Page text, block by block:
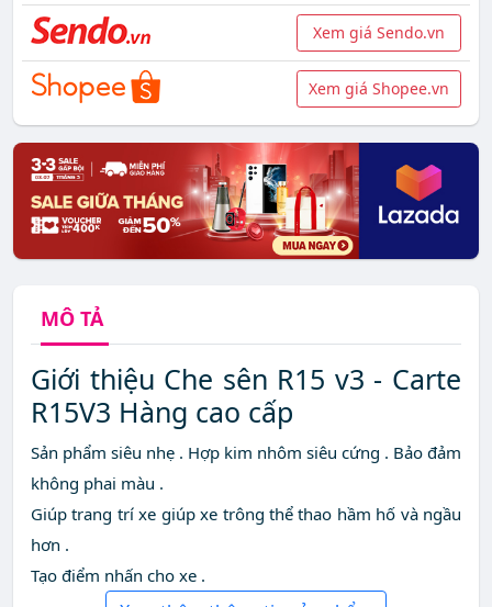
Xem giá Sendo.vn
Xem giá Shopee.vn
MÔ TẢ
Giới thiệu Che sên R15 v3 - Carte
R15V3 Hàng cao cấp
Sản phẩm siêu nhẹ . Hợp kim nhôm siêu cứng . Bảo đảm
không phai màu .
Giúp trang trí xe giúp xe trông thể thao hầm hố và ngầu
hơn .
Tạo điểm nhấn cho xe .